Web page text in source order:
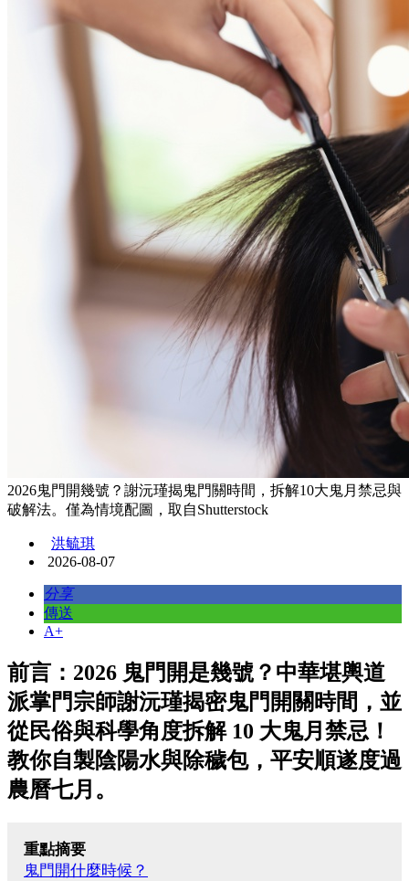
2026鬼門開幾號？謝沅瑾揭鬼門關時間，拆解10大鬼月禁忌與
破解法。僅為情境配圖，取自Shutterstock
洪毓琪
2026-08-07
分享
傳送
A+
前言：2026 鬼門開是幾號？中華堪輿道
派掌門宗師謝沅瑾揭密鬼門開關時間，並
從民俗與科學角度拆解 10 大鬼月禁忌！
教你自製陰陽水與除穢包，平安順遂度過
農曆七月。
重點摘要
鬼門開什麼時候？